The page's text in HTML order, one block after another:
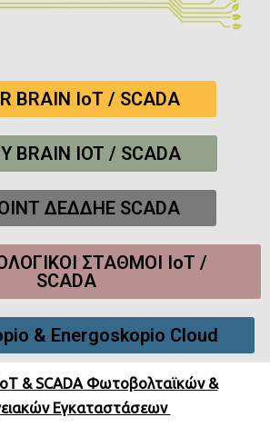
BRAIN IoT / SCADA
BRAIN IOT / SCADA
ΔΕΔΔΗΕ SCADA
ΣΤΑΘΜΟΙ IoT /
SCADA
& Energoskopio Cloud
& SCADA Φωτοβολταϊκών &
Εγκαταστάσεων